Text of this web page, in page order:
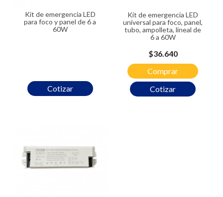
Kit de emergencia LED
para foco y panel de 6 a
60W
Cotizar
Kit de emergencia LED
universal para foco, panel,
tubo, ampolleta, lineal de
6 a 60W
Cotizar
Precio
$36.640
Comprar